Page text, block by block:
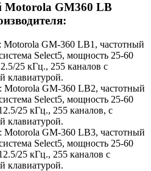
Motorola GM360 LB
: Motorola GM-360 LB1, частотный
Select5, мощность 25-60
25 кГц., 255 каналов с
клавиатурой.
: Motorola GM-360 LB2, частотный
Select5, мощность 25-60
25 кГц., 255 каналов, с
клавиатурой.
: Motorola GM-360 LB3, частотный
Select5, мощность 25-60
25 кГц., 255 каналов с
клавиатурой.